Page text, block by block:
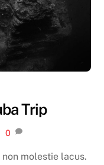
Trip
0
molestie lacus.